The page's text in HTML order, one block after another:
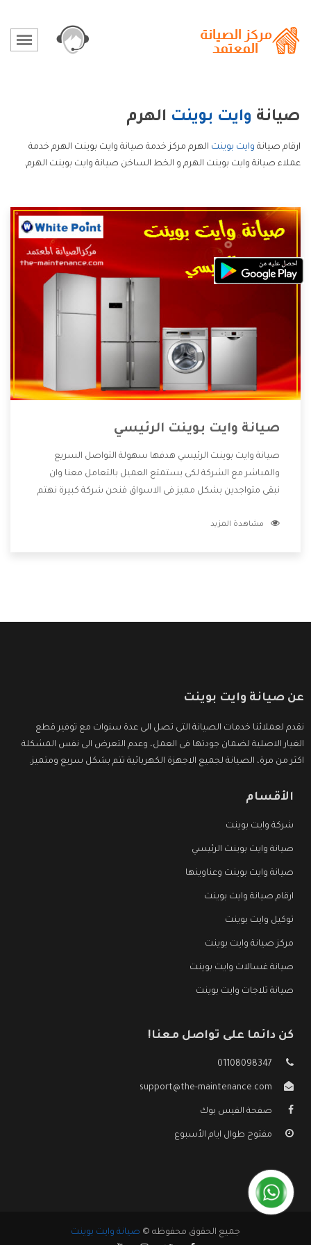
صيانة وايت بوينت الهرم
ارقام صيانة وايت بوينت الهرم مركز خدمة صيانة وايت بوينت الهرم خدمة
عملاء صيانة وايت بوينت الهرم و الخط الساخن صيانة وايت بوينت الهرم.
صيانة وايت بوينت الرئيسي
صيانة وايت بوينت الرئيسي هدفها سهولة التواصل السريع
والمباشر مع الشركة لكى يستمتع العميل بالتعامل معنا وان
نبقى متواجدين بشكل مميز فى الاسواق فنحن شركة كبيرة نهتم
الشركة بها والتى تكون منها خدمة الصيانة التى تكون من أهم
مشاهدة المزيد
عن صيانة وايت بوينت
نقدم لعملائنا خدمات الصيانة التى تصل الى عدة سنوات مع توفير قطع
الغيار الاصلية لضمان جودتها فى العمل، وعدم التعرض الى نفس المشكلة
اكثر من مرة، الصيانة لجميع الاجهزة الكهربائية تتم بشكل سريع ومتميز.
الأقسام
شركة وايت بوينت
صيانة وايت بوينت الرئيسي
صيانة وايت بوينت وعناوينها
ارقام صيانة وايت بوينت
توكيل وايت بوينت
مركز صيانة وايت بوينت
صيانة غسالات وايت بوينت
صيانة ثلاجات وايت بوينت
كن دائما على تواصل معنا!
01108098347
support@the-maintenance.com
صفحة الفيس بوك
مفتوح طوال ايام الأسبوع
جميع الحقوق محفوظه © صيانة وايت بوينت